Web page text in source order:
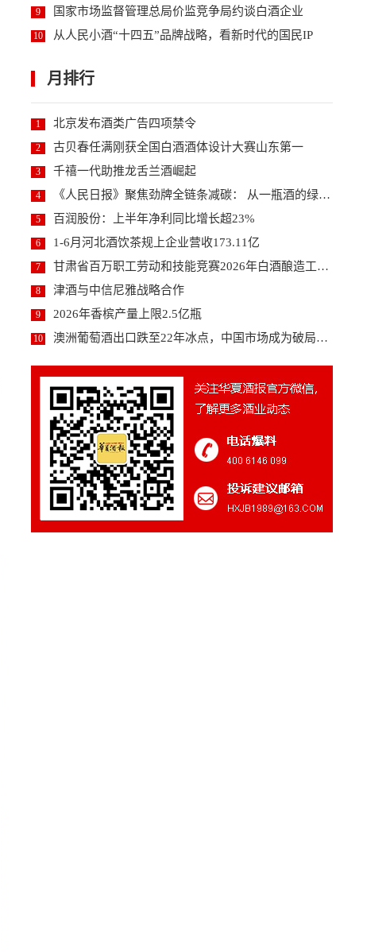
9 国家市场监督管理总局价监竞争局约谈白酒企业
10 从人民小酒“十四五”品牌战略，看新时代的国民IP
月排行
1 北京发布酒类广告四项禁令
2 古贝春任满刚获全国白酒酒体设计大赛山东第一
3 千禧一代助推龙舌兰酒崛起
4 《人民日报》聚焦劲牌全链条减碳： 从一瓶酒的绿色变...
5 百润股份：上半年净利同比增长超23%
6 1-6月河北酒饮茶规上企业营收173.11亿
7 甘肃省百万职工劳动和技能竞赛2026年白酒酿造工职...
8 津酒与中信尼雅战略合作
9 2026年香槟产量上限2.5亿瓶
10 澳洲葡萄酒出口跌至22年冰点，中国市场成为破局关键...